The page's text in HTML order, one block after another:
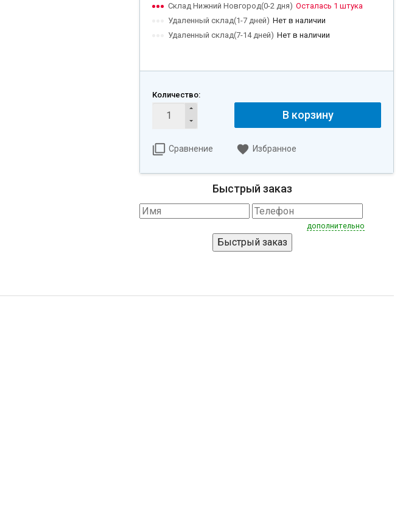
Склад Нижний Новгород(0-2 дня) Осталась 1 штука
Удаленный склад(1-7 дней) Нет в наличии
Удаленный склад(7-14 дней) Нет в наличии
Количество:
В корзину
Сравнение Избранное
Быстрый заказ
дополнительно